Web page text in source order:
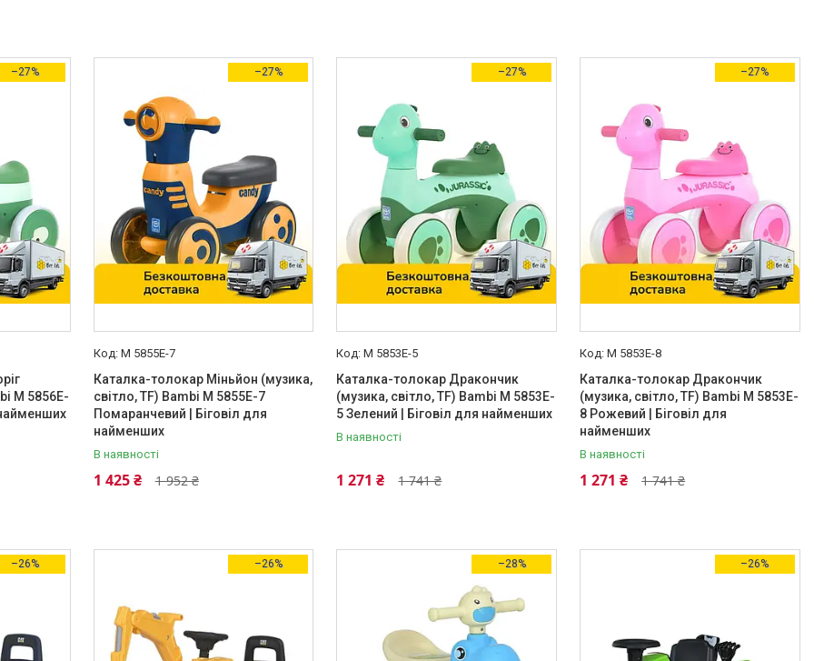
–27%
M 5856E-
–27%
M 5855E-7
Каталка-толокар Міньйон (музика,
світло, TF) Bambi M 5855E-7
Помаранчевий | Біговіл для
найменших
В наявності
1 952 ₴
1 425 ₴
–27%
M 5853E-5
Каталка-толокар Дракончик
(музика, світло, TF) Bambi M 5853E-
5 Зелений | Біговіл для найменших
В наявності
1 741 ₴
1 271 ₴
–27%
M 5853E-8
Каталка-толокар Дракончик
(музика, світло, TF) Bambi M 5853E-
8 Рожевий | Біговіл для
найменших
В наявності
1 741 ₴
1 271 ₴
–26% –26% –28% –26%